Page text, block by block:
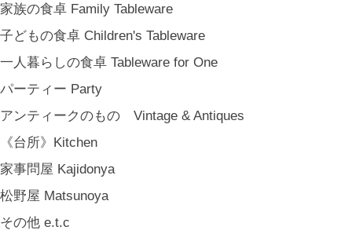
家族の食卓 Family Tableware
子どもの食卓 Children's Tableware
一人暮らしの食卓 Tableware for One
パーティー Party
アンティークのもの Vintage & Antiques
《台所》Kitchen
家事問屋 Kajidonya
松野屋 Matsunoya
その他 e.t.c